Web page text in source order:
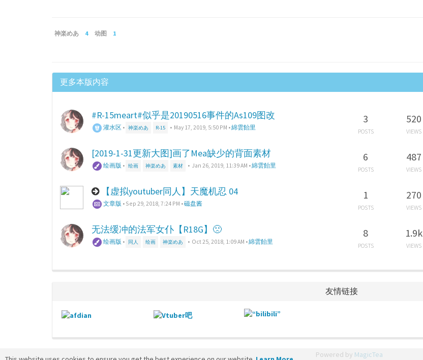
神楽めあ 4 动图 1
更多本版内容
#R-15meart#似乎是20190516事件的As109图改
灌水区 • 神楽めあ R-15 • May 17, 2019, 5:50 PM •綿雲飴里
3
POSTS
520
VIEWS
[2019-1-31更新大图]画了Mea缺少的背面素材
绘画版 • 绘画 神楽めあ 素材 • Jan 26, 2019, 11:39 AM •綿雲飴里
6
POSTS
487
VIEWS
【虚拟youtuber同人】天魔机忍 04
文章版 • Sep 29, 2018, 7:24 PM •磁盘酱
1
POSTS
270
VIEWS
无法缓冲的法军女仆【R18G】🙁
绘画版 • 同人 绘画 神楽めあ • Oct 25, 2018, 1:09 AM •綿雲飴里
8
POSTS
1.9k
VIEWS
友情链接
Powered by MagicTea